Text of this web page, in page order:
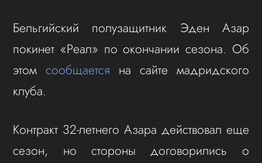
Бельгийский полузащитник Эден Азар
покинет «Реал» по окончании сезона. Об
этомсообщается на сайте мадридского
клуба.
Контракт 32-летнего Азара действовал еще
сезон, но стороны договорились о